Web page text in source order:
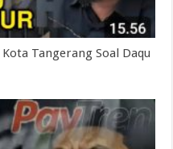
Tangerang Soal Daqu